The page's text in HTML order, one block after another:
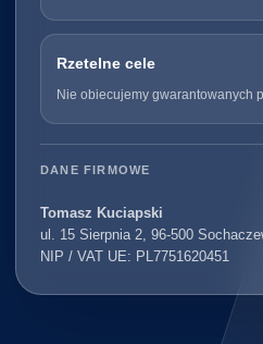
Rzetelne cele
Nie obiecujemy gwarantowanych
DANE FIRMOWE
Tomasz Kuciapski
ul. 15 Sierpnia 2, 96-500
NIP / VAT UE: PL7751620451